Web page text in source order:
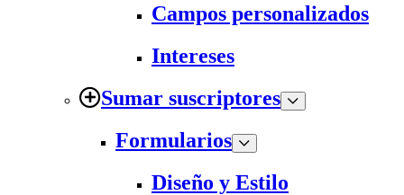
Campos personalizados
Intereses
Sumar suscriptores
Formularios
Diseño y Estilo